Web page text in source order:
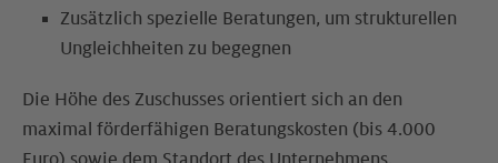
Zusätzlich spezielle Beratungen, um strukturellen
Ungleichheiten zu begegnen
Die Höhe des Zuschusses orientiert sich an den
maximal förderfähigen Beratungskosten (bis 4.000